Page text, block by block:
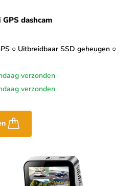
dashcam
○ Uitbreidbaar SSD geheugen ○
verzonden
verzonden